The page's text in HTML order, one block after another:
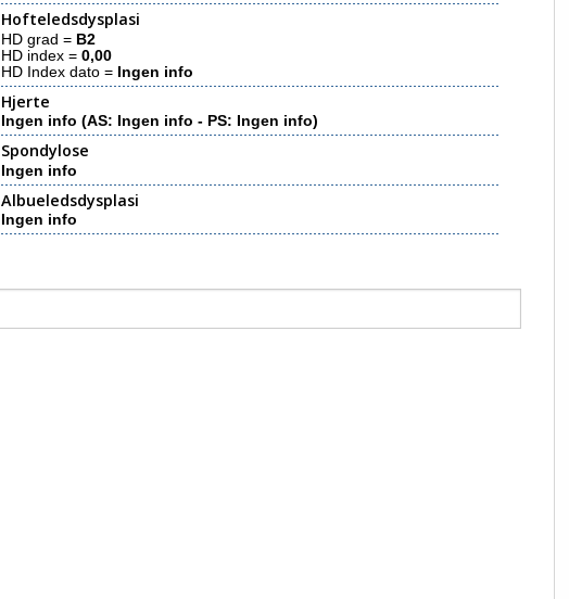
Hofteledsdysplasi
HD grad = B2
HD index =0,00
HD Index dato = Ingen info
Hjerte
Ingen info (AS: Ingen info - PS: Ingen info)
Spondylose
Ingen info
Albueledsdysplasi
Ingen info